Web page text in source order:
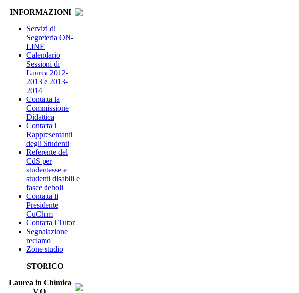
INFORMAZIONI
Servizi di
Segreteria ON-
LINE
Calendario
Sessioni di
Laurea 2012-
2013 e 2013-
2014
Contatta la
Commissione
Didattica
Contatta i
Rappresentanti
degli Studenti
Referente del
CdS per
studentesse e
studenti disabili e
fasce deboli
Contatta il
Presidente
CuChim
Contatta i Tutor
Segnalazione
reclamo
Zone studio
STORICO
Laurea in Chimica
V.O.